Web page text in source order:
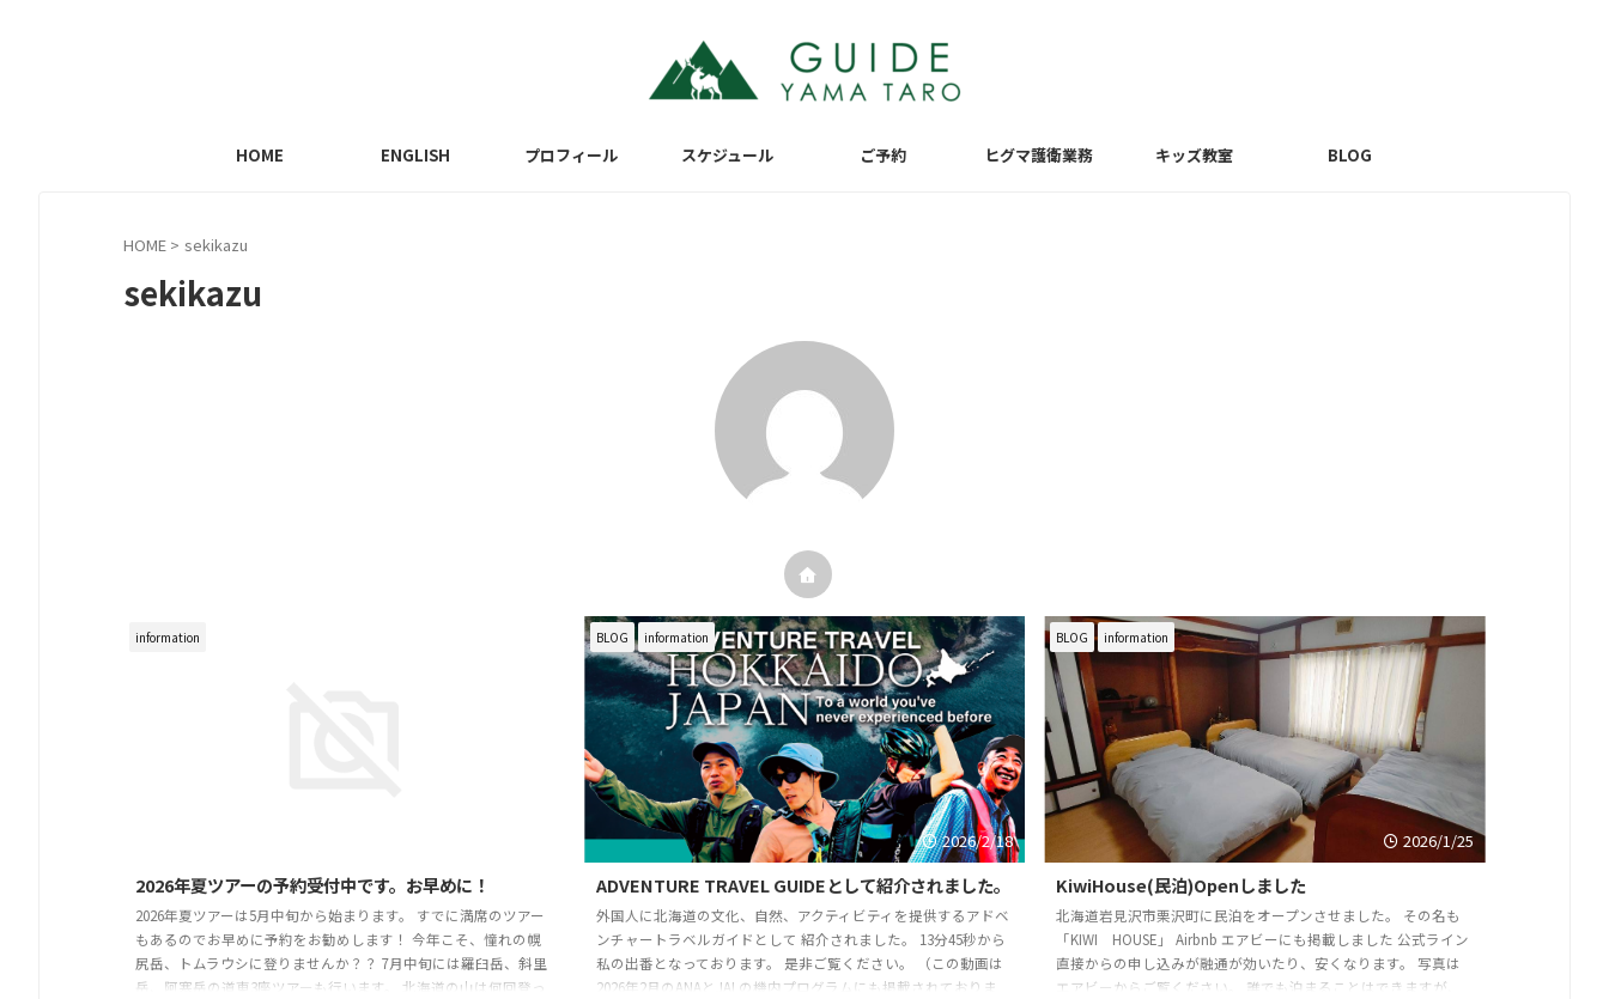
HOME ENGLISH プロフィール スケジュール ご予約 ヒグマ護衛業務 キッズ教室 BLOG
HOME > sekikazu
sekikazu
information
2026年夏ツアーの予約受付中です。お早めに！
2026年夏ツアーは5月中旬から始まります。 すでに満席のツアー
もあるのでお早めに予約をお勧めします！ 今年こそ、憧れの幌
尻岳、トムラウシに登りませんか？？ 7月中旬には羅臼岳、斜里
岳、阿寒岳の道東3座ツアーも行います。 北海道の山は何回登っ
BLOG information
2026/2/18
ADVENTURE TRAVEL GUIDEとして紹介されました。
外国人に北海道の文化、自然、アクティビティを提供するアドベ
ンチャートラベルガイドとして 紹介されました。 13分45秒から
私の出番となっております。 是非ご覧ください。 （この動画は
2026年2月のANAとJALの機内プログラムにも掲載されておりま
BLOG information
2026/1/25
KiwiHouse(民泊)Openしました
北海道岩見沢市栗沢町に民泊をオープンさせました。 その名も
「KIWI HOUSE」 Airbnb エアビーにも掲載しました 公式ライン
直接からの申し込みが融通が効いたり、安くなります。 写真は
エアビーからご覧ください。 誰でも泊まることはできますが、